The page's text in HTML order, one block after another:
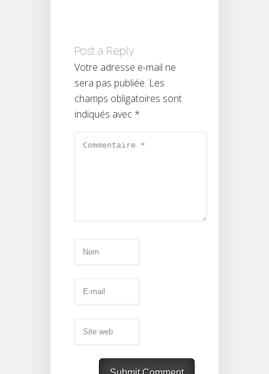
Post a Reply
Votre adresse e-mail ne
sera pas publiée. Les
champs obligatoires sont
indiqués avec *